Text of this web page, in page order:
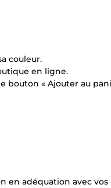
couleur.
en ligne.
bouton « Ajouter au
en adéquation avec vos